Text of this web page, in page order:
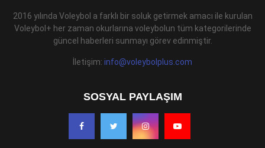
2016 yılında Voleybol a farklı bir soluk getirmek amacı ile kurulan
Voleybol+ her zaman okurlarına voleybolun tüm kategorilerinde
güncel haberleri sunmayı görev edinmiştir.
İletişim: info@voleybolplus.com
SOSYAL PAYLAŞIM